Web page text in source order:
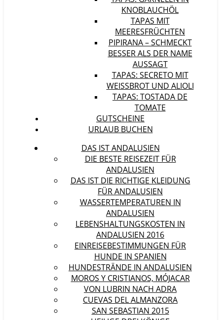
KNOBLAUCHÖL
TAPAS MIT
MEERESFRÜCHTEN
PIPIRANA – SCHMECKT
BESSER ALS DER NAME
AUSSAGT
TAPAS: SECRETO MIT
WEISSBROT UND ALIOLI
TAPAS: TOSTADA DE
TOMATE
GUTSCHEINE
URLAUB BUCHEN
DAS IST ANDALUSIEN
DIE BESTE REISEZEIT FÜR
ANDALUSIEN
DAS IST DIE RICHTIGE KLEIDUNG
FÜR ANDALUSIEN
WASSERTEMPERATUREN IN
ANDALUSIEN
LEBENSHALTUNGSKOSTEN IN
ANDALUSIEN 2016
EINREISEBESTIMMUNGEN FÜR
HUNDE IN SPANIEN
HUNDESTRÄNDE IN ANDALUSIEN
MOROS Y CRISTIANOS, MÓJACAR
VON LUBRIN NACH ADRA
CUEVAS DEL ALMANZORA
SAN SEBASTIAN 2015